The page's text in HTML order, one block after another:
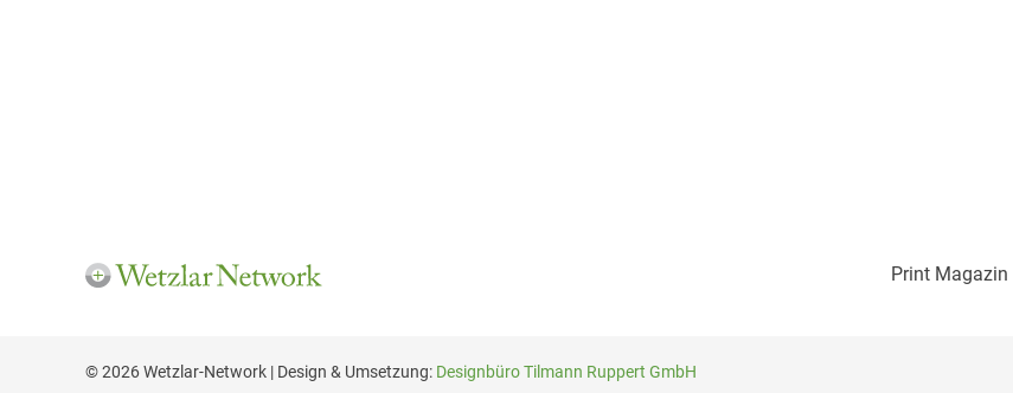
Print Magazin
© 2026 Wetzlar-Network | Design & Umsetzung: Designbüro Tilmann Ruppert GmbH